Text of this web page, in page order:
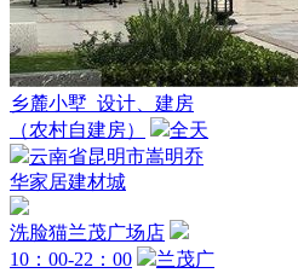
乡麓小墅_设计、建房
（农村自建房）
全天
云南省昆明市嵩明乔
华家居建材城
洗脸猫兰茂广场店
10：00-22：00
兰茂广